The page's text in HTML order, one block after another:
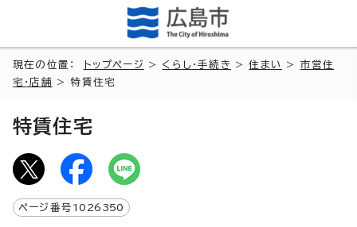
現在の位置： トップページ > くらし・手続き >住まい > 市営住
宅・店舗 > 特賃住宅
特賃住宅
ページ番号 1026350